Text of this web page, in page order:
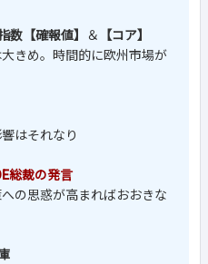
数【確報値】 ＆
【コア】
きめ。時間的に欧州市場が
はそれなり
総裁の発言
の思惑が高まればおおきな